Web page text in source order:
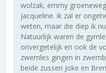
wolzak, emmy
jacqueline. ik zal er
weten, maar die diep ik
Natuurlijk waren de
onvergetelijk en ook de
zwemles gingen in
beide zussen Joke en